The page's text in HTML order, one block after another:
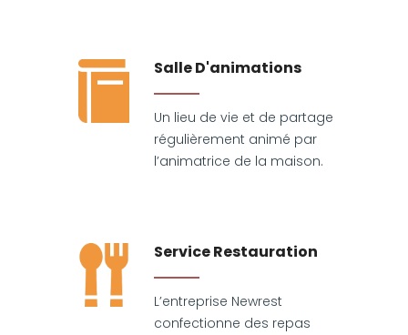
Salle D'animations
Un lieu de vie et de partage
régulièrement animé par
l’animatrice de la maison.
Service Restauration
L’entreprise Newrest
confectionne des repas